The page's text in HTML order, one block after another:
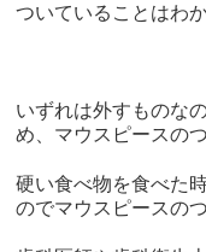
ついていることはわ
いずれは外すものな
め、マウスピースの
硬い食べ物を食べた
のでマウスピースの